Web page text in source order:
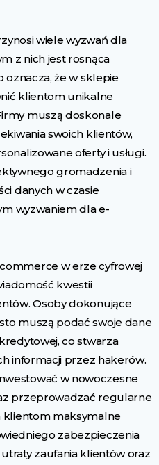
wiele wyzwań dla
z nich jest rosnąca
oznacza, że w sklepie
klientom unikalne
muszą doskonale
swoich klientów,
oferty i usługi.
gromadzenia i
danych w czasie
wyzwaniem dla e-
w erze cyfrowej
kwestii
Osoby dokonujące
muszą podać swoje dane
co stwarza
informacji przez hakerów.
w nowoczesne
przeprowadzać regularne
klientom maksymalne
zabezpieczenia
zaufania klientów oraz